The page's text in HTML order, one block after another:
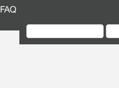
FAQ